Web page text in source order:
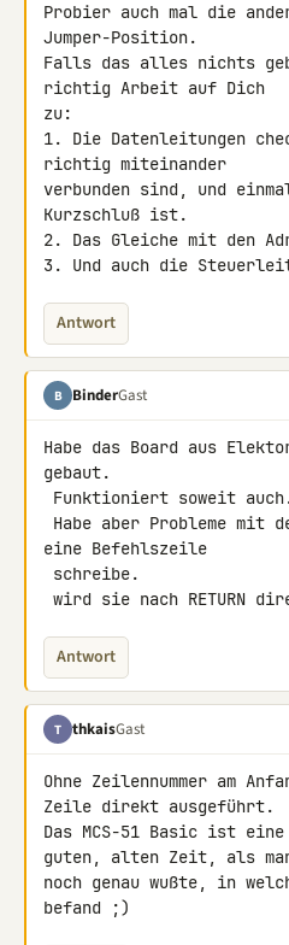
Probier auch mal die
Jumper-Position.
Falls das alles nichts
richtig Arbeit auf Dich
zu:
1. Die Datenleitungen
richtig miteinander
verbunden sind, und
Kurzschluß ist.
2. Das Gleiche mit den
3. Und auch die
Antwort
B BinderGast
Habe das Board aus
gebaut.
eine Befehlszeile
wird sie nach RETURN
Antwort
T thkaisGast
Ohne Zeilennummer am
Zeile direkt ausgeführt.
Das MCS-51 Basic ist
guten, alten Zeit, als
noch genau wußte, in
befand ;)